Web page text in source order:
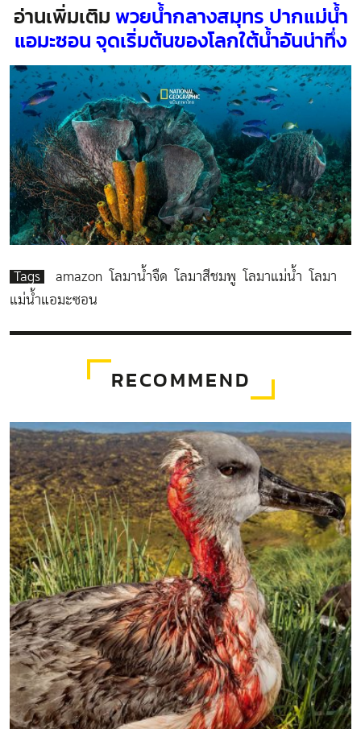
อ่านเพิ่มเติมพวยน้ำกลางสมุทร ปากแม่น้ำ
แอมะซอน จุดเริ่มต้นของโลกใต้น้ำอันน่าทึ่ง
Tags amazon โลมาน้ำจืด โลมาสีชมพู โลมาแม่น้ำ
โลมา
แม่น้ำแอมะซอน
RECOMMEND